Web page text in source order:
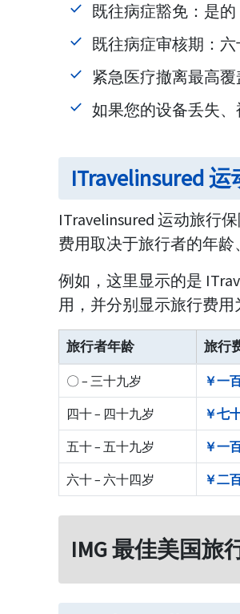
既往病症豁免：是的
既往病症审核期：六
紧急医疗撤离最高覆
如果您的设备丢失、
ITravelinsured
ITravelinsured 运动旅行
费用取决于旅行者的年龄
例如，这里显示的是
用，并分别显示旅行费用
旅行者年龄 旅行
〇 – 三十九岁 ￥一
四十 – 四十九岁 ￥七
五十 – 五十九岁 ￥一
六十 – 六十四岁 ￥二
IMG 最佳美国旅